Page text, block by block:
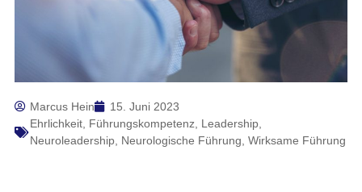
Marcus Hein
15. Juni 2023
Ehrlichkeit, Führungskompetenz, Leadership,
Neuroleadership, Neurologische Führung Wirksame Führung